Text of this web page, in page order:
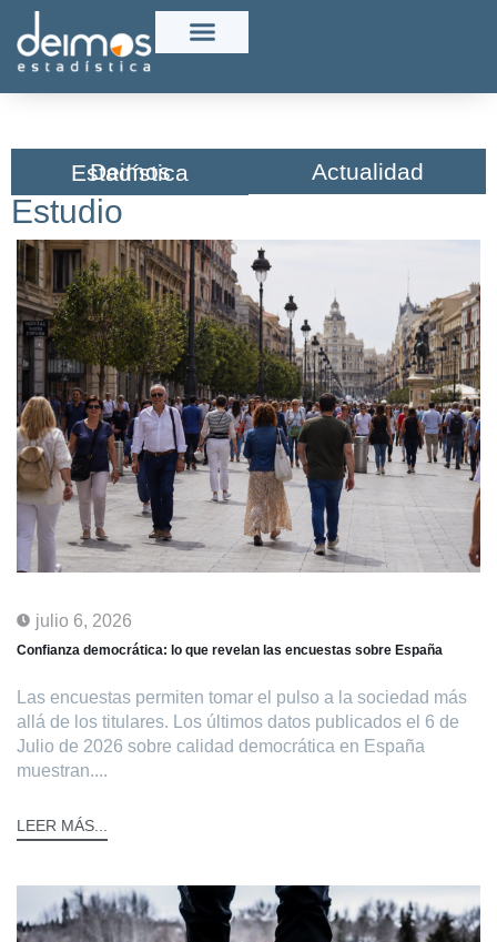
Deimos Estadística​ Actualidad
Estudio
julio 6, 2026
Confianza democrática: lo que revelan las encuestas sobre España
Las encuestas permiten tomar el pulso a la sociedad más
allá de los titulares. Los últimos datos publicados el 6 de
Julio de 2026 sobre calidad democrática en España
muestran....
LEER MÁS...